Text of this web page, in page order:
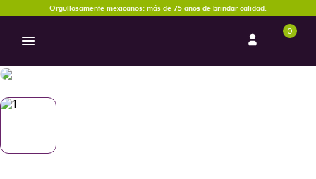
Orgullosamente mexicanos: más de 75 años de brindar calidad.
0